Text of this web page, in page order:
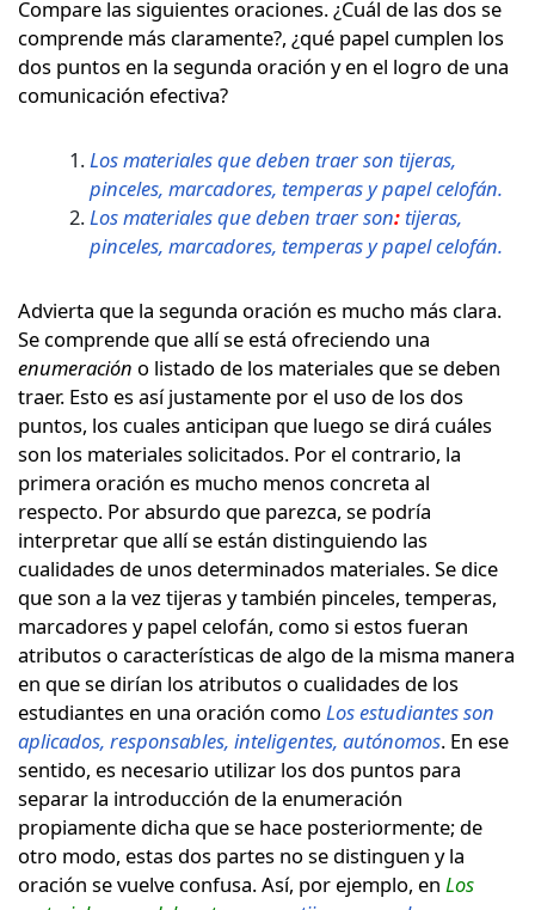
Compare las siguientes oraciones. ¿Cuál de las dos se
comprende más claramente?, ¿qué papel cumplen los
dos puntos en la segunda oración y en el logro de una
comunicación efectiva?
Los materiales que deben traer son tijeras,
pinceles, marcadores, temperas y papel celofán.
Los materiales que deben traer son: tijeras,
pinceles, marcadores, temperas y papel celofán.
Advierta que la segunda oración es mucho más clara.
Se comprende que allí se está ofreciendo una
enumeración o listado de los materiales que se deben
traer. Esto es así justamente por el uso de los dos
puntos, los cuales anticipan que luego se dirá cuáles
son los materiales solicitados. Por el contrario, la
primera oración es mucho menos concreta al
respecto. Por absurdo que parezca, se podría
interpretar que allí se están distinguiendo las
cualidades de unos determinados materiales. Se dice
que son a la vez tijeras y también pinceles, temperas,
marcadores y papel celofán, como si estos fueran
atributos o características de algo de la misma manera
en que se dirían los atributos o cualidades de los
estudiantes en una oración como Los estudiantes son
aplicados, responsables, inteligentes, autónomos. En ese
sentido, es necesario utilizar los dos puntos para
separar la introducción de la enumeración
propiamente dicha que se hace posteriormente; de
otro modo, estas dos partes no se distinguen y la
oración se vuelve confusa. Así, por ejemplo, en Los